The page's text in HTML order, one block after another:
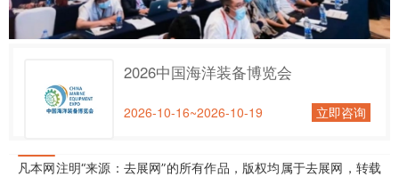
2026中国海洋装备博览会
2026-10-16~2026-10-19 立即咨询
凡本网注明“来源：去展网”的所有作品，版权均属于去展网，转载